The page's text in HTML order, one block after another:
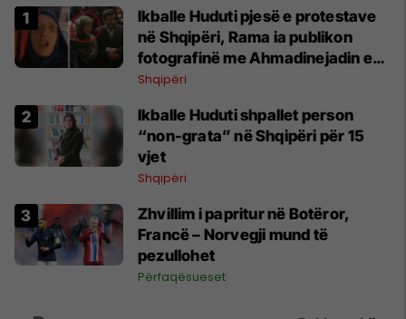
Ikballe Huduti pjesë e protestave
në Shqipëri, Rama ia publikon
fotografinë me Ahmadinejadin e
Iranit
Shqipëri
Ikballe Huduti shpallet person
“non-grata” në Shqipëri për 15
vjet
Shqipëri
Zhvillim i papritur në Botëror,
Francë – Norvegji mund të
pezullohet
Përfaqësueset